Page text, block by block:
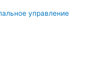
управление